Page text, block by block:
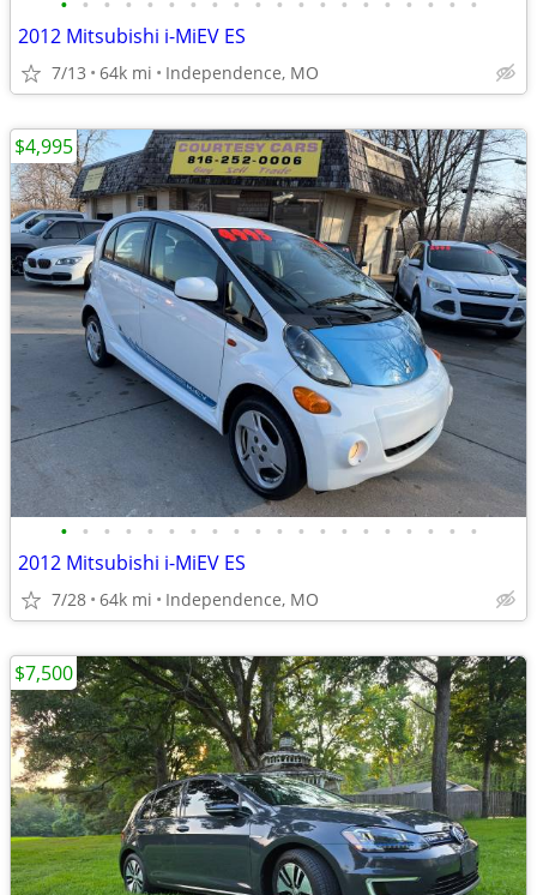
2012 Mitsubishi i-MiEV ES
7/13 64k mi Independence, MO
• • • • • • • • • • • • • • • • • • • •
2012 Mitsubishi i-MiEV ES
7/28 64k mi Independence, MO
$4,995
$7,500